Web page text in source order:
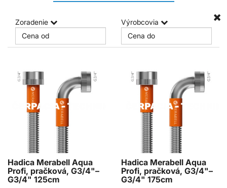
Zoradenie Výrobcovia
Hadica Merabell Aqua
Profi, pračková, G3/4"–
G3/4" 125cm
Hadica Merabell Aqua
Profi, pračková, G3/4"–
G3/4" 175cm